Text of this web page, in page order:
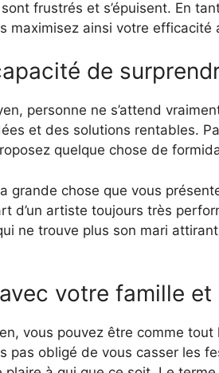
frustrés et s’épuisent. En
maximisez ainsi votre
de
personne ne s’attend
et des solutions rentables.
quelque chose de
grande chose que vous
d’un artiste toujours très
ne trouve plus son mari
votre famille et
vous pouvez être comme
pas obligé de vous casser les